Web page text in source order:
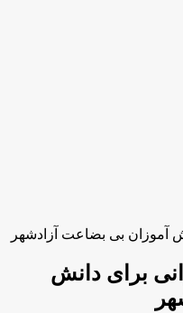
آموزان بی بضاعت آزادشهر
برای دانش